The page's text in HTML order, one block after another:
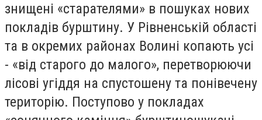
знищені «старателями» в пошуках нових
покладів бурштину. У Рівненській області
та в окремих районах Волині копають усі
- «від старого до малого», перетворюючи
лісові угіддя на спустошену та понівечену
територію. Поступово у покладах